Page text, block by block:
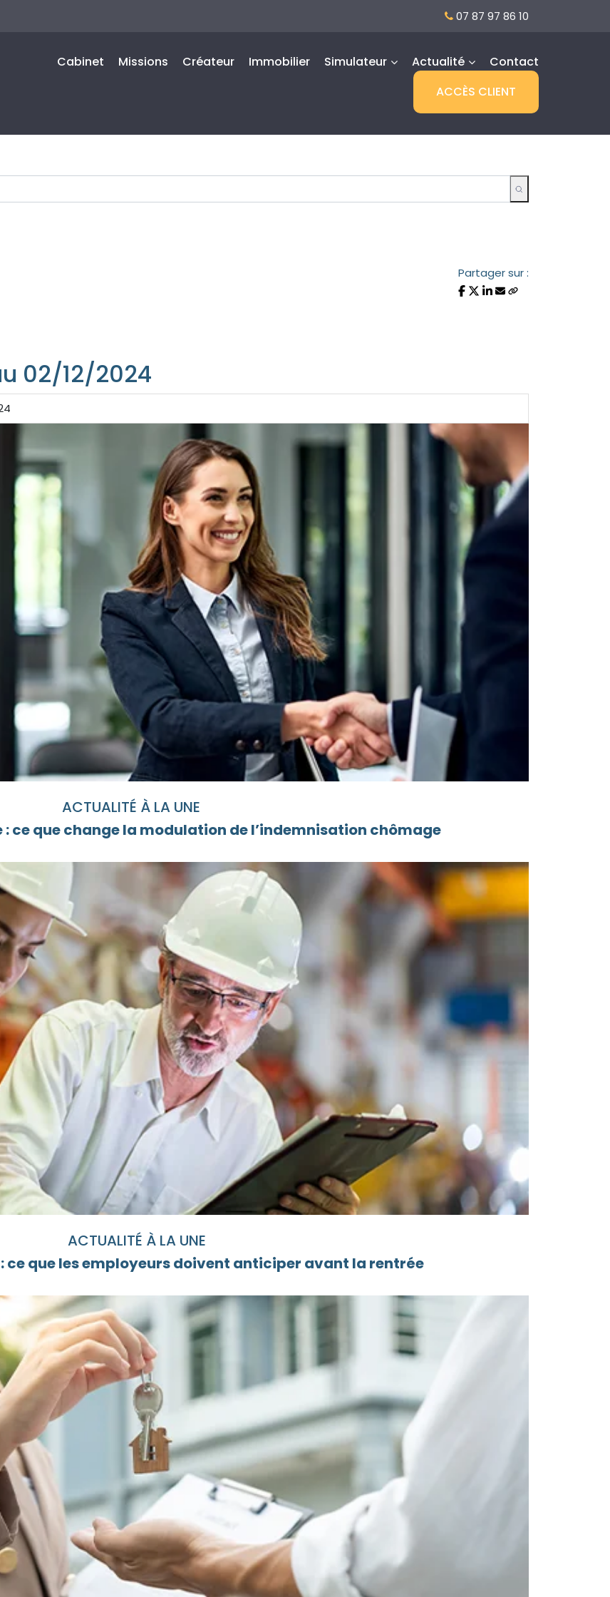
07 87 97 86 10
Cabinet Missions Créateur Immobilier Simulateur Actualité
Contact
ACCÈS CLIENT
Partager sur :
02/12/2024
ACTUALITÉ À LA UNE
ce que change la modulation de l’indemnisation chômage
ACTUALITÉ À LA UNE
ce que les employeurs doivent anticiper avant la rentrée